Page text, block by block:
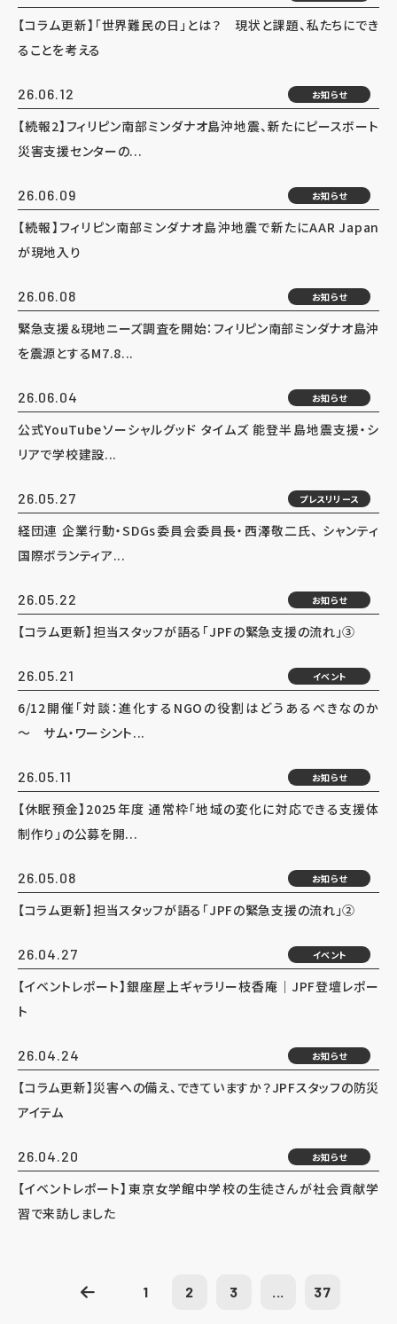
【コラム更新】「世界難民の日」とは？ 現状と課題、私たちにでき
ることを考える
26.06.12 お知らせ
【続報2】フィリピン南部ミンダナオ島沖地震、新たにピースボート
災害支援センターの...
26.06.09 お知らせ
【続報】フィリピン南部ミンダナオ島沖地震で新たにAAR Japan
が現地入り
26.06.08 お知らせ
緊急支援＆現地ニーズ調査を開始：フィリピン南部ミンダナオ島沖
を震源とするM7.8...
26.06.04 お知らせ
公式YouTubeソーシャルグッド タイムズ 能登半島地震支援・シ
リアで学校建設...
26.05.27 プレスリリース
経団連 企業行動・SDGs委員会委員長・西澤敬二氏、 シャンティ
国際ボランティア...
26.05.22 お知らせ
【コラム更新】担当スタッフが語る「JPFの緊急支援の流れ」③
26.05.21 イベント
6/12開催「対談：進化するNGOの役割はどうあるべきなのか
～ サム・ワーシント...
26.05.11 お知らせ
【休眠預金】2025年度 通常枠「地域の変化に対応できる支援体
制作り」の公募を開...
26.05.08 お知らせ
【コラム更新】担当スタッフが語る「JPFの緊急支援の流れ」②
26.04.27 イベント
【イベントレポート】銀座屋上ギャラリー枝香庵｜JPF登壇レポー
ト
26.04.24 お知らせ
【コラム更新】災害への備え、できていますか？JPFスタッフの防災
アイテム
26.04.20 お知らせ
【イベントレポート】東京女学館中学校の生徒さんが社会貢献学
習で来訪しました
1 2 3 ... 37